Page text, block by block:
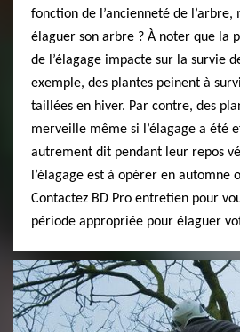
fonction de l’ancienneté de l’arbre,
élaguer son arbre ? À noter que la
de l’élagage impacte sur la survie
exemple, des plantes peinent à
taillées en hiver. Par contre, des
merveille même si l’élagage a été
autrement dit pendant leur repos
l’élagage est à opérer en automne
Contactez BD Pro entretien pour
période appropriée pour élaguer